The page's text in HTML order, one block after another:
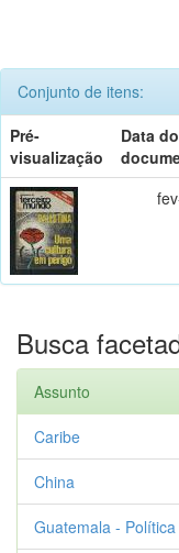
Conjunto de itens:
Pré-
visualização
Data do
Busca
Assunto
Caribe
China
Guatemala -